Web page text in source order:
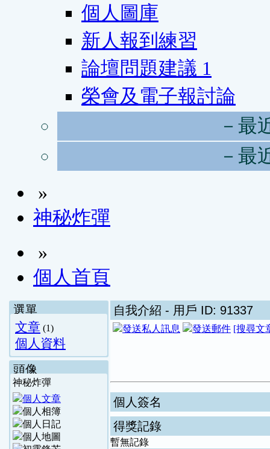
個人圖庫
新人報到練習
論壇問題建議 1
榮會及電子報討論
－最
－最
»
神秘炸彈
»
個人首頁
選單
文章 (1)
個人資料
頭像
神秘炸彈
自我介紹 - 用戶 ID: 91337
[搜尋文
個人簽名
得獎記錄
暫無記錄